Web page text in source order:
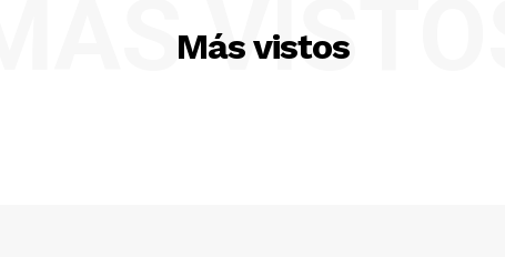
Más vistos
MÁS